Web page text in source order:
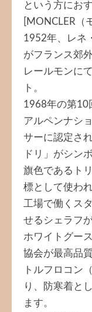
という方にお
[MONCLER（
1952年、レネ
がフランス郊
レールモンに
ト。
1968年の第10
アルペンナシ
サーに認定さ
ドリ」がシン
旗色であるト
標として使わ
工場で働くス
せるシェラフ
ホワイトグー
協会が最高品
トルフロコン
り、防寒着と
ます。